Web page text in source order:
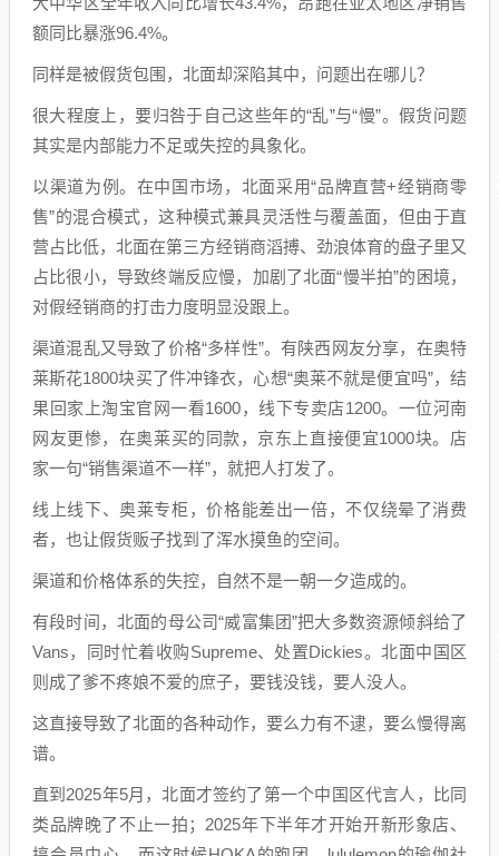
额同比暴涨96.4%。
同样是被假货包围，北面却深陷其中，问题出在哪儿？
很大程度上，要归咎于自己这些年的“乱”与“慢”。假货问题
其实是内部能力不足或失控的具象化。
以渠道为例。在中国市场，北面采用“品牌直营+经销商零
售”的混合模式，这种模式兼具灵活性与覆盖面，但由于直
营占比低，北面在第三方经销商滔搏、劲浪体育的盘子里又
占比很小，导致终端反应慢，加剧了北面“慢半拍”的困境，
对假经销商的打击力度明显没跟上。
渠道混乱又导致了价格“多样性”。有陕西网友分享，在奥特
莱斯花1800块买了件冲锋衣，心想“奥莱不就是便宜吗”，结
果回家上淘宝官网一看1600，线下专卖店1200。一位河南
网友更惨，在奥莱买的同款，京东上直接便宜1000块。店
家一句“销售渠道不一样”，就把人打发了。
线上线下、奥莱专柜，价格能差出一倍，不仅绕晕了消费
者，也让假货贩子找到了浑水摸鱼的空间。
渠道和价格体系的失控，自然不是一朝一夕造成的。
有段时间，北面的母公司“威富集团”把大多数资源倾斜给了
Vans，同时忙着收购Supreme、处置Dickies。北面中国区
则成了爹不疼娘不爱的庶子，要钱没钱，要人没人。
这直接导致了北面的各种动作，要么力有不逮，要么慢得离
谱。
直到2025年5月，北面才签约了第一个中国区代言人，比同
类品牌晚了不止一拍；2025年下半年才开始开新形象店、